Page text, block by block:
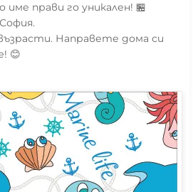
прави го уникален! 🏪
Направете дома си
😊